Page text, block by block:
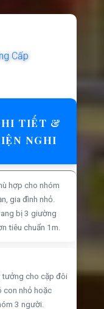
Cấp
TIẾT &
NGHI
hợp cho nhóm
gia đình nhỏ.
bị 3 giường
tiêu chuẩn 1m.
tưởng cho cặp đôi
con nhỏ hoặc
3 người.